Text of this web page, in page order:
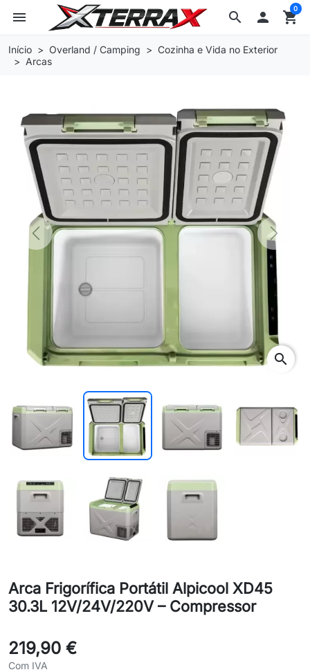
search
menu  shopping_cart
0
Início Overland / Camping
Cozinha e Vida no Exterior
Arcas
Previous Next
search
Arca Frigorífica Portátil Alpicool XD45
30.3L 12V/24V/220V – Compressor
219,90 €
Com IVA